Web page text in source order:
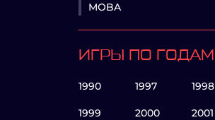
MOBA
ИГРЫ ПО ГОДАМ
1990 1997 1998
1999 2000 2001